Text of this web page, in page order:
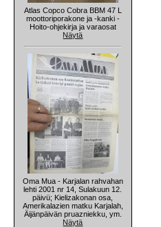
Atlas Copco Cobra BBM 47 L
moottoriporakone ja -kanki -
Hoito-ohjekirja ja varaosat
Näytä
Oma Mua - Karjalan rahvahan
lehti 2001 nr 14, Sulakuun 12.
päivü; Kielizakonan osa,
Amerikalazien matku Karjalah,
Äijänpäivän pruazniekku, ym.
Näytä